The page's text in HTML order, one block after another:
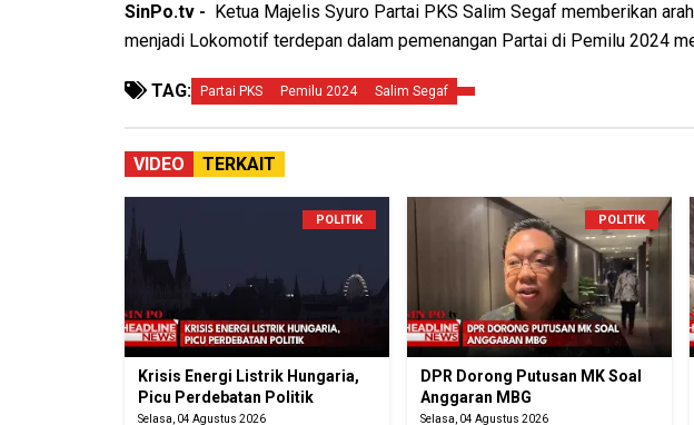
SinPo.tv -
Ketua Majelis Syuro Partai PKS Salim Segaf memberikan
menjadi Lokomotif terdepan dalam pemenangan Partai di Pemilu 2024
TAG: Partai PKS Pemilu 2024 Salim Segaf
VIDEO TERKAIT
POLITIK
Krisis Energi Listrik Hungaria,
Picu Perdebatan Politik
Selasa, 04 Agustus 2026
POLITIK
DPR Dorong Putusan MK Soal
Anggaran MBG
Selasa, 04 Agustus 2026